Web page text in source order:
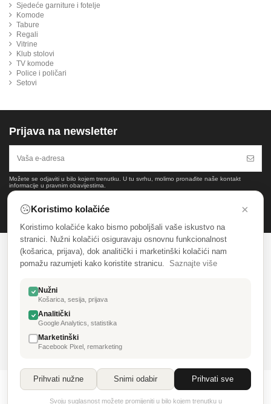
Sjedeće garniture i fotelje
Komode
Tabure
Regali
Vitrine
Klub stolovi
TV komode
Police i poličari
Setovi
Prijava na newsletter
Možete se odjaviti u bilo kojem trenutku. U tu svrhu, molimo pronađite naše kontakt
informacije u pravnim obavijestima.
Koristimo kolačiće ×
Koristimo kolačiće kako bismo poboljšali vaše iskustvo na
stranici. Nužni kolačići osiguravaju osnovnu funkcionalnost
(košarica, prijava), dok analitički i marketinški kolačići nam
pomažu razumjeti kako koristite stranicu.
Saznajte više
Nužni
Košarica, sesija, prijava
Analitički
Google Analytics, statistika
Marketinški
Facebook Pixel, remarketing
Prihvati nužne Snimi odabir Prihvati sve
Svoju suglasnost možete promijeniti u bilo kojem trenutku u
SALONI NAMJEŠTAJA CENTAR
KATALOG
MOJ RAČUN
© Saloni namještaja Centar & 3D laser design